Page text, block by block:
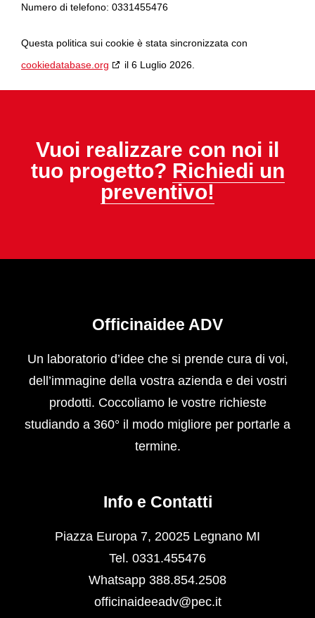
Numero di telefono: 0331455476
Questa politica sui cookie è stata sincronizzata con
cookiedatabase.org
il 6 Luglio 2026.
Vuoi realizzare con noi il
tuo progetto? Richiedi un
preventivo!
Officinaidee ADV
Un laboratorio d’idee che si prende cura di voi,
dell’immagine della vostra azienda e dei vostri
prodotti. Coccoliamo le vostre richieste
studiando a 360° il modo migliore per portarle a
termine.
Info e Contatti
Piazza Europa 7, 20025 Legnano MI
Tel. 0331.455476
Whatsapp 388.854.2508
officinaideeadv@pec.it